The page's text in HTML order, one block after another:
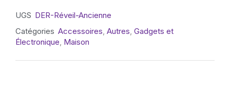
UGS DER-Réveil-Ancienne
Catégories Accessoires, Autres, Gadgets et
Électronique, Maison